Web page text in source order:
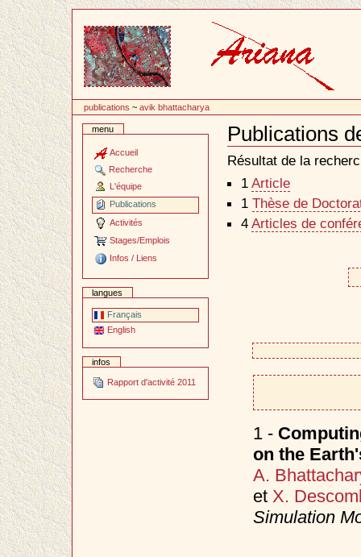
contenu
publications ~avik bhattacharya
menu
Accueil
Recherche
L'équipe
Publications
Activités
Stages/Emplois
Infos / Liens
langues
Français
English
infos
Rapport d'activité 2011
Publications
Document
Actions
Résultat de la
1 Article
1 Thèse de
4 Articles de
1 -
on the
A.
et X.
Simulation